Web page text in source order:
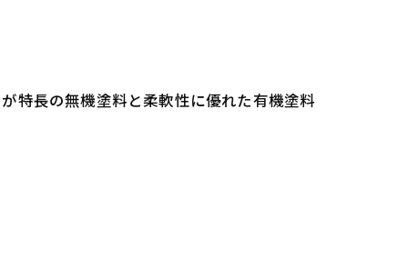
特長の無機塗料と柔軟性に優れた有機塗料